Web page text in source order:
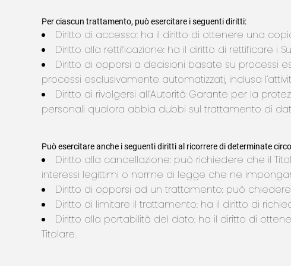
Per ciascun trattamento, può esercitare i seguenti diritti:
Diritto di accesso: ha il diritto di ottenere una
Diritto alla rettificazione: ha il diritto di rettificare i
Diritto di opporsi a decisioni basate su processi
processi esclusivamente automatizzati, inclusa
Diritto di rivolgersi all’Autorità Garante per la
personali qualora abbia dubbi sul trattamento di
Può esercitare anche i seguenti diritti al ricorrere di determinate
Diritto alla cancellazione: può richiedere che il
interessi legittimi o norme di legge che ne
Diritto di opporsi ad un trattamento: può
Diritto di limitare il trattamento: ha il diritto di
Diritto alla portabilità del dato: ha il diritto di
Titolare.